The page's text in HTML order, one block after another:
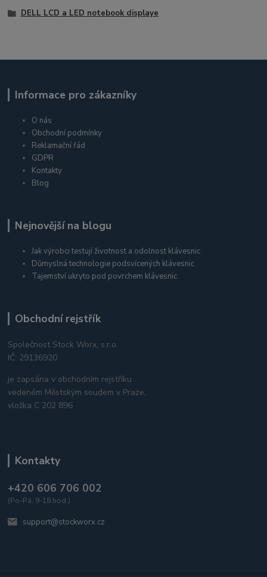
DELL LCD a LED notebook displaye
Informace pro zákazníky
O nás
Obchodní podmínky
Reklamační řád
GDPR
Kontakty
Blog
Nejnovější na blogu
Jak výrobci testují životnost a odolnost klávesnic
Důmyslná technologie podsvícených klávesnic
Tajemství ukryto pod povrchem klávesnic
Obchodní rejstřík
Společnost Stock Worx, s.r.o.
IČ: 29136920
je zapsána v obchodním rejstříku
vedeném Městským soudem v Praze,
vložka C 202 896
Kontakty
+420 606 706 002
(Po-Pá, 9-18 hod.)
support@stockworx.cz